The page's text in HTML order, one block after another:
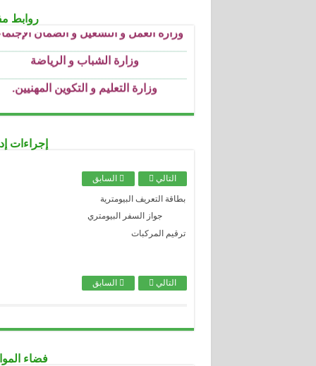
روابط
وزارة الشباب و الرياضة
وزارة التعليم و التكوين المهنيين.
وزارة التعليم العالي و البحث العملي
وزارة العدل
الصندوق الوطني للتأمينات الاجتماعية
الصندوق الوطني للتأمين عن البطالة CNAC
الوكالة الوطنية لدعم تشغيل الشباب-
إجراءات
التالي السابق
بطاقة التعريف البيومترية
جواز السفر البيومتري
ترقيم المركبات
التالي السابق
فضاء